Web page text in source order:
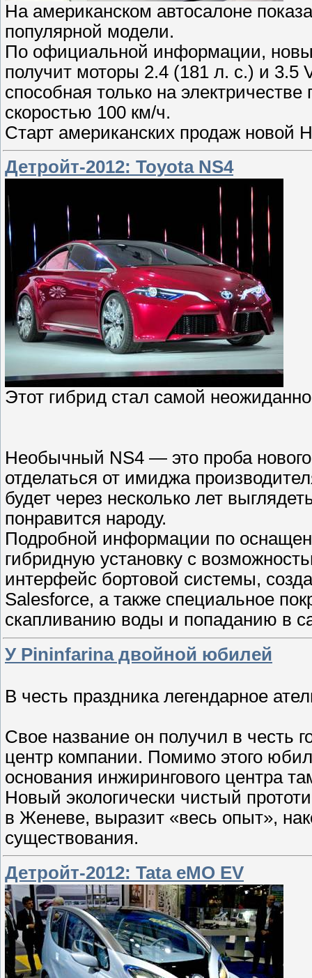
На американском автосалоне
популярной модели.
По официальной информации,
получит моторы 2.4 (181 л. с.) и 3.5
способная только на
скоростью 100 км/ч.
Старт американских продаж новой
Детройт-2012: Toyota NS4
Этот гибрид стал самой
Необычный NS4 — это проба
отделаться от имиджа
будет через несколько лет
понравится народу.
Подробной информации по
гибридную установку с
интерфейс бортовой системы,
Salesforce, а также специальное
скапливанию воды и попаданию в
У Pininfarina двойной юбилей
В честь праздника легендарное
Свое название он получил в честь
центр компании. Помимо этого
основания инжирингового центра
Новый экологически чистый
в Женеве, выразит «весь опыт»,
существования.
Детройт-2012: Tata eMO EV